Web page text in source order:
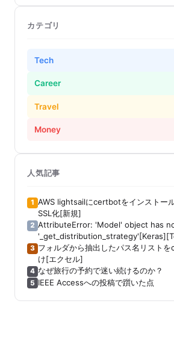
カテゴリ
Tech
Career
Travel
Money
人気記事
1 AWS lightsailにcertbotをインストー
SSL化[新規]
2 AttributeError: 'Model' object has
3 フォルダから抽出したパス名リスト
け[エクセル]
4 なぜ旅行の予約で迷い続けるのか？
5 IEEE Accessへの投稿で躓いた点